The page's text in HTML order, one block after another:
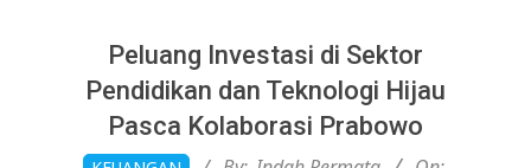
Peluang Investasi di Sektor
Pendidikan dan Teknologi Hijau
Pasca Kolaborasi Prabowo
2026-